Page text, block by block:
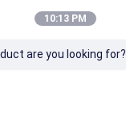
10:13 PM
are you looking for?